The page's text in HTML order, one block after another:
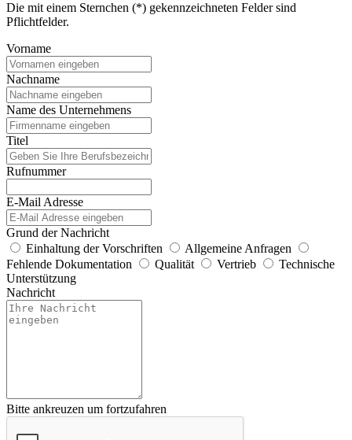
Die mit einem Sternchen (*) gekennzeichneten Felder sind
Pflichtfelder.
Vorname
Nachname
Name des Unternehmens
Titel
Rufnummer
E-Mail Adresse
Grund der Nachricht
Einhaltung der Vorschriften
Allgemeine Anfragen
Fehlende Dokumentation
Qualität Vertrieb
Technische
Unterstützung
Nachricht
Bitte ankreuzen um fortzufahren